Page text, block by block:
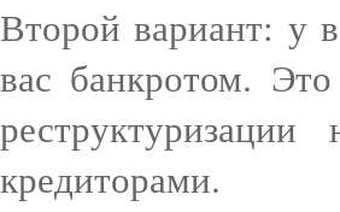
Второй вариант: у
вас банкротом.
кредиторами.